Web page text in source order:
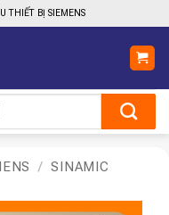
THIẾT BỊ SIEMENS
/ SINAMIC